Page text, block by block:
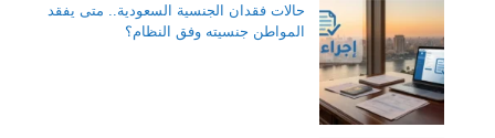
حالات فقدان الجنسية السعودية.. متى يفقد
المواطن جنسيته وفق النظام؟